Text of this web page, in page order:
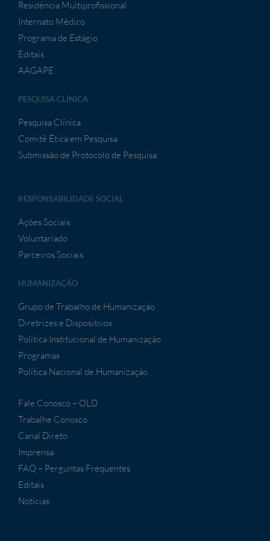
Residência Multiprofissional
Internato Médico
Programa de Estágio
Editais
AAGAPE
PESQUISA CLÍNICA
Pesquisa Clínica
Comitê Ética em Pesquisa
Submissão de Protocolo de Pesquisa
RESPONSABILIDADE SOCIAL
Ações Sociais
Voluntariado
Parceiros Sociais
HUMANIZAÇÃO
Grupo de Trabalho de Humanização
Diretrizes e Dispositivos
Política Institucional de Humanização
Programas
Política Nacional de Humanização
Fale Conosco – OLD
Trabalhe Conosco
Canal Direto
Imprensa
FAQ – Perguntas Frequentes
Editais
Notícias